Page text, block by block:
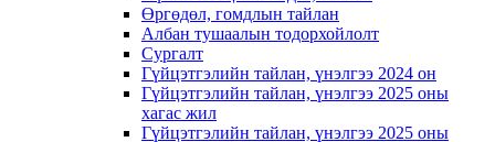
Өргөдөл, гомдлын тайлан
Албан тушаалын тодорхойлолт
Сургалт
Гүйцэтгэлийн тайлан, үнэлгээ 2024 он
Гүйцэтгэлийн тайлан, үнэлгээ 2025 оны
хагас жил
Гүйцэтгэлийн тайлан, үнэлгээ 2025 оны